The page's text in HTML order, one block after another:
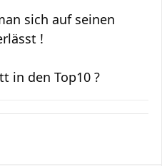
sich auf seinen
!
in den Top10 ?